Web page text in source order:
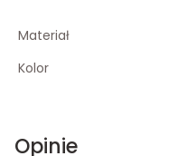
Materiał
Kolor
Opinie